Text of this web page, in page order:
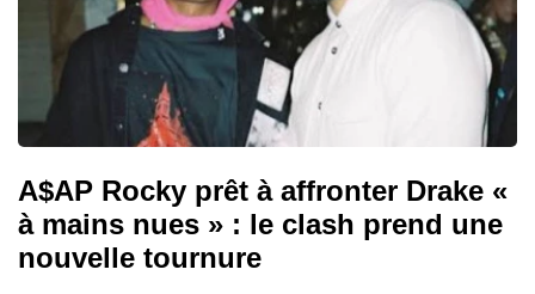
A$AP Rocky prêt à affronter Drake «
à mains nues » : le clash prend une
nouvelle tournure